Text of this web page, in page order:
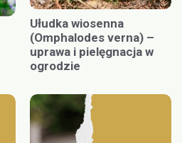
Ułudka wiosenna
(Omphalodes verna) –
uprawa i pielęgnacja w
ogrodzie